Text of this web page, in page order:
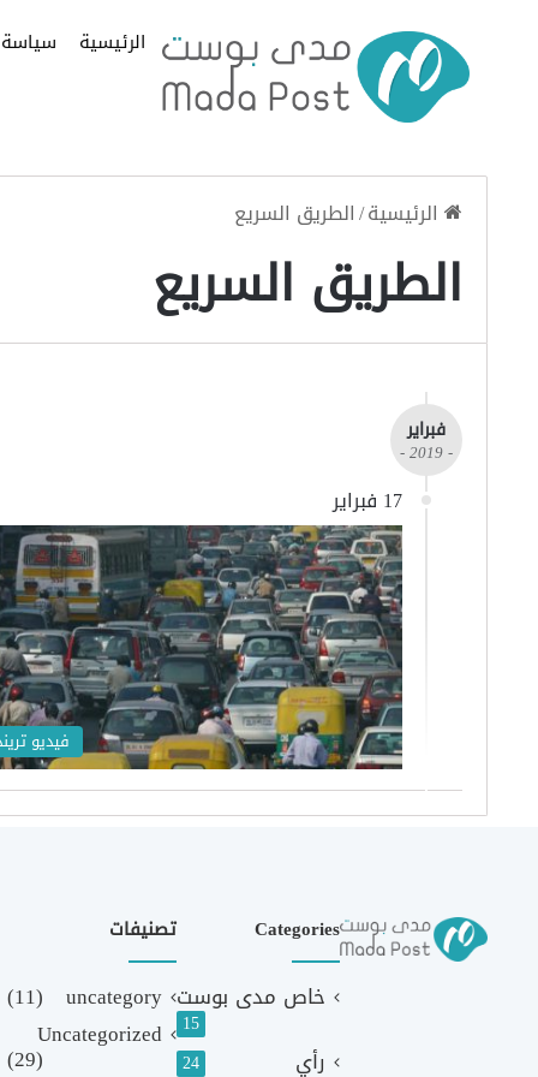
الرئيسية سياسة
الرئيسية/الطريق السريع
الطريق السريع
فبراير
- 2019 -
17 فبراير
فيديو
Categories
خاص مدى بوست
15
رأي 24
تصنيفات
uncategory
(11)
Uncategorized
(29)